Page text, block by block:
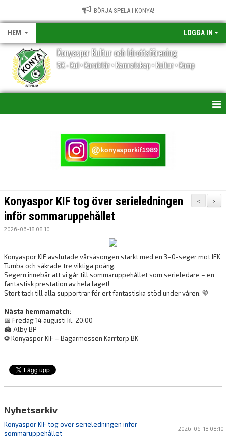
BÖRJA SPELA I KONYA!
HEM LOGGA IN
Konyaspor Kultur och Idrottsförening
5K - Kul • Karaktär • Kamratskap • Kultur • Kamp
MATCHER
>
<
Konyaspor KIF tog över serieledningen
inför sommaruppehållet
2026-06-18 08:10
Konyaspor KIF avslutade vårsäsongen starkt med en 3–0-seger mot IFK
Tumba och säkrade tre viktiga poäng.
Segern innebär att vi går till sommaruppehållet som serieledare – en
fantastisk prestation av hela laget!
Stort tack till alla supportrar för ert fantastiska stöd under våren. 💚
Nästa hemmamatch:
📅 Fredag 14 augusti kl. 20:00
🏟️ Alby BP
⚽ Konyaspor KIF – Bagarmossen Kärrtorp BK
Nyhetsarkiv
Konyaspor KIF tog över serieledningen inför
sommaruppehållet
2026-06-18 08:10